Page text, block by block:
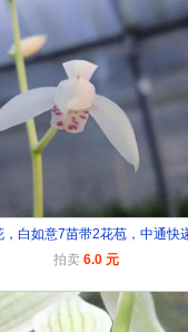
，白如意7苗带2花苞，中通快
拍卖 6.0 元